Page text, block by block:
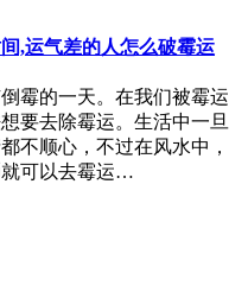
,运气差的人怎么破霉运
霉的一天。在我们被霉运
要去除霉运。生活中一旦
不顺心，不过在风水中，
可以去霉运…